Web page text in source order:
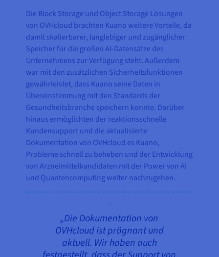
Die Block Storage und Object Storage Lösungen
von OVHcloud brachten Kuano weitere Vorteile, da
damit skalierbarer, langlebiger und zugänglicher
Speicher für die großen AI-Datensätze des
Unternehmens zur Verfügung steht. Außerdem
war mit den zusätzlichen Sicherheitsfunktionen
gewährleistet, dass Kuano seine Daten in
Übereinstimmung mit den Standards der
Gesundheitsbranche speichern konnte. Darüber
hinaus ermöglichten der reaktionsschnelle
Kundensupport und die aktualisierte
Dokumentation von OVHcloud es Kuano,
Probleme schnell zu beheben und der Entwicklung
von Arzneimittelkandidaten mit der Power von AI
und Quantencomputing weiter nachzugehen.
„Die Dokumentation von
OVHcloud ist prägnant und
aktuell. Wir haben auch